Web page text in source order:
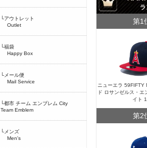
└アウトレット
Outlet
└福袋
Happy Box
└メール便
Mail Service
└都市 チーム エンブレム City
Team Emblem
└メンズ
Men's
第1
ニューエラ 59FIFTY
ド ロサンゼルス・エ
イト
第2